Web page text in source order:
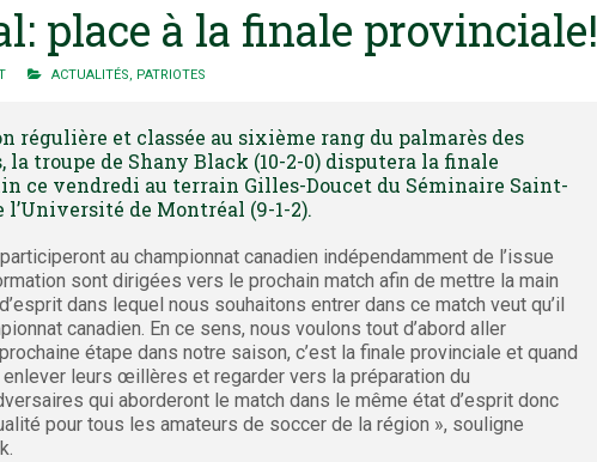
place à la finale provinciale!
ACTUALITÉS, PATRIOTES
régulière et classée au sixième rang du palmarès des
la troupe de Shany Black (10-2-0) disputera la finale
ce vendredi au terrain Gilles-Doucet du Séminaire Saint-
l’Université de Montréal (9-1-2).
au championnat canadien indépendamment de l’issue
sont dirigées vers le prochain match afin de mettre la main
dans lequel nous souhaitons entrer dans ce match veut qu’il
canadien. En ce sens, nous voulons tout d’abord aller
étape dans notre saison, c’est la finale provinciale et quand
leurs œillères et regarder vers la préparation du
qui aborderont le match dans le même état d’esprit donc
pour tous les amateurs de soccer de la région », souligne